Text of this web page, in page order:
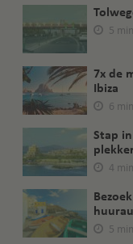
5
7x de
Ibiza
6
Stap
4
5